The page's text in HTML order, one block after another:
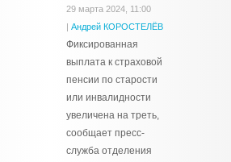
29 марта 2024, 11:00
| Андрей КОРОСТЕЛЁВ
Фиксированная
выплата к страховой
пенсии по старости
или инвалидности
увеличена на треть,
сообщает пресс-
служба отделения